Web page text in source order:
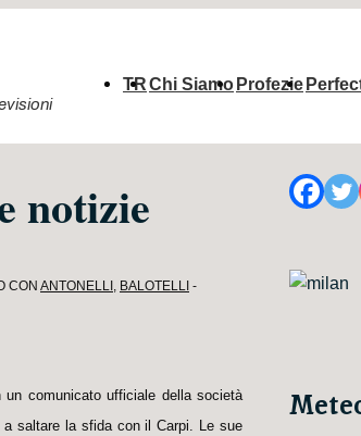
principale
TRChi Siamo Profezie
notizie
CON ANTONELLI , BALOTELLI
comunicato ufficiale della società
a saltare la sfida con il Carpi. Le sue